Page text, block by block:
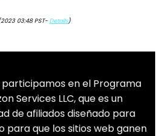
03:48 PST-Details)
en el Programa
Services LLC, que es un
de afiliados diseñado para
para que los sitios web ganen